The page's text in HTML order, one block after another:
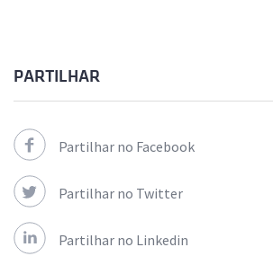
PARTILHAR
Partilhar no Facebook
Partilhar no Twitter
Partilhar no Linkedin